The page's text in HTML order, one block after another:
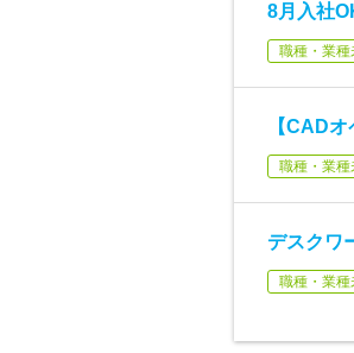
8月入社
職種・業種
【CAD
職種・業種
デスクワ
職種・業種